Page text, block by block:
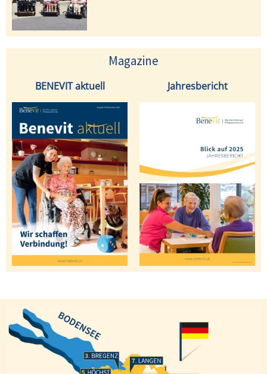
Magazine
BENEVIT aktuell Jahresbericht
Bregenz
Langen
Höchst